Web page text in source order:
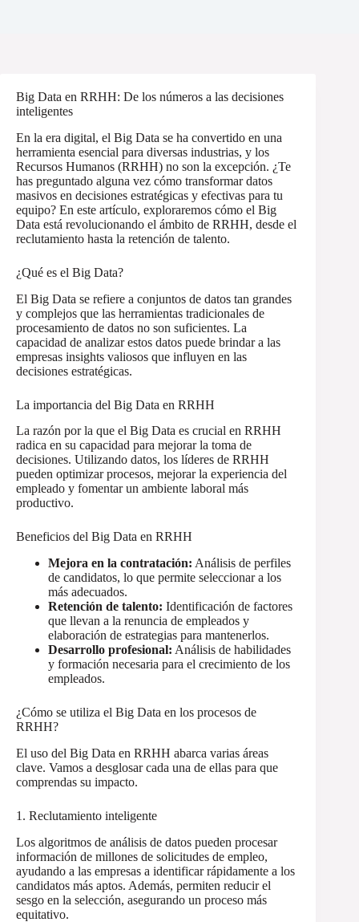
Big Data en RRHH: De los números a las decisiones
inteligentes
En la era digital, el Big Data se ha convertido en una
herramienta esencial para diversas industrias, y los
Recursos Humanos (RRHH) no son la excepción. ¿Te
has preguntado alguna vez cómo transformar datos
masivos en decisiones estratégicas y efectivas para tu
equipo? En este artículo, exploraremos cómo el Big
Data está revolucionando el ámbito de RRHH, desde el
reclutamiento hasta la retención de talento.
¿Qué es el Big Data?
El Big Data se refiere a conjuntos de datos tan grandes
y complejos que las herramientas tradicionales de
procesamiento de datos no son suficientes. La
capacidad de analizar estos datos puede brindar a las
empresas insights valiosos que influyen en las
decisiones estratégicas.
La importancia del Big Data en RRHH
La razón por la que el Big Data es crucial en RRHH
radica en su capacidad para mejorar la toma de
decisiones. Utilizando datos, los líderes de RRHH
pueden optimizar procesos, mejorar la experiencia del
empleado y fomentar un ambiente laboral más
productivo.
Beneficios del Big Data en RRHH
Mejora en la contratación: Análisis de perfiles
de candidatos, lo que permite seleccionar a los
más adecuados.
Retención de talento: Identificación de factores
que llevan a la renuncia de empleados y
elaboración de estrategias para mantenerlos.
Desarrollo profesional: Análisis de habilidades
y formación necesaria para el crecimiento de los
empleados.
¿Cómo se utiliza el Big Data en los procesos de
RRHH?
El uso del Big Data en RRHH abarca varias áreas
clave. Vamos a desglosar cada una de ellas para que
comprendas su impacto.
1. Reclutamiento inteligente
Los algoritmos de análisis de datos pueden procesar
información de millones de solicitudes de empleo,
ayudando a las empresas a identificar rápidamente a los
candidatos más aptos. Además, permiten reducir el
sesgo en la selección, asegurando un proceso más
equitativo.